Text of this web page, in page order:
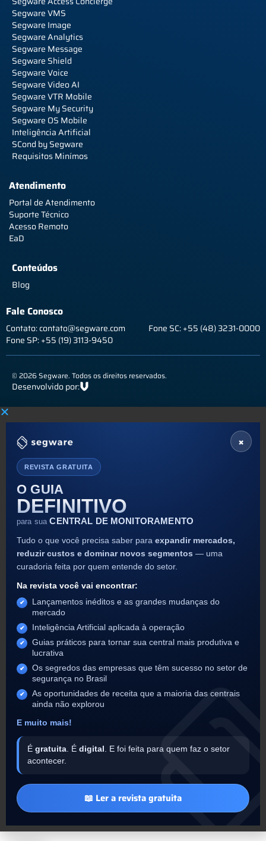
Segware VMS
Segware Image
Segware Analytics
Segware Message
Segware Shield
Segware Voice
Segware Video AI
Segware VTR Mobile
Segware My Security
Segware OS Mobile
Inteligência Artificial
SCond by Segware
Requisitos Minímos
Atendimento
Portal de Atendimento
Suporte Técnico
Acesso Remoto
EaD
Conteúdos
Blog
Fale Conosco
Contato: contato@segware.com
Fone SC: +55 (48) 3231-0000
Fone SP: +55 (19) 3113-9450
© 2026 Segware. Todos os direitos reservados.
Desenvolvido por:
×
REVISTA GRATUITA
O GUIA
DEFINITIVO
para sua CENTRAL DE MONITORAMENTO
Tudo o que você precisa saber para expandir mercados,
reduzir custos e dominar novos segmentos — uma
curadoria feita por quem entende do setor.
Na revista você vai encontrar:
Lançamentos inéditos e as grandes mudanças do
mercado
Inteligência Artificial aplicada à operação
Guias práticos para tornar sua central mais produtiva e
lucrativa
Os segredos das empresas que têm sucesso no setor de
segurança no Brasil
As oportunidades de receita que a maioria das centrais
ainda não explorou
E muito mais!
É gratuita. É digital . E foi feita para quem faz o setor
acontecer.
📖 Ler a revista gratuita